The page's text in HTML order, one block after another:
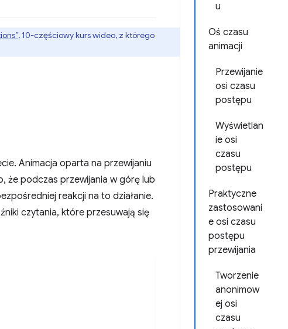
u
Oś czasu
animacji
Przewijanie
osi czasu
postępu
Wyświetlan
ie osi
czasu
postępu
Praktyczne
zastosowani
e osi czasu
postępu
przewijania
Tworzenie
anonimow
ej osi
czasu
, 10-częściowy kurs wideo, z którego
Animacja oparta na przewijaniu
że podczas przewijania w górę lub
reakcji na to działanie.
czytania, które przesuwają się